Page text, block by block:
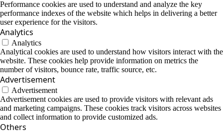
Performance cookies are used to understand and analyze the key
performance indexes of the website which helps in delivering a better
user experience for the visitors.
Analytics
Analytics
Analytical cookies are used to understand how visitors interact with the
website. These cookies help provide information on metrics the
number of visitors, bounce rate, traffic source, etc.
Advertisement
Advertisement
Advertisement cookies are used to provide visitors with relevant ads
and marketing campaigns. These cookies track visitors across websites
and collect information to provide customized ads.
Others